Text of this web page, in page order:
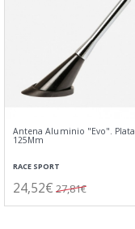
Antena Aluminio "Evo". Plata
125Mm
RACE SPORT
24,52€ 27,81€